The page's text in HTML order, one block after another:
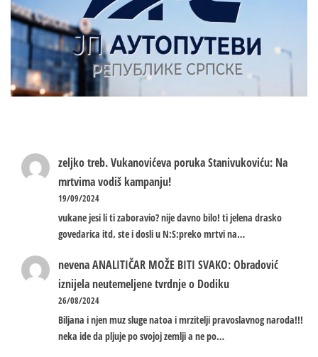
zeljko treb.Vukanovićeva poruka Stanivukoviću: Na
mrtvima vodiš kampanju!
19/09/2024
vukane jesi li ti zaboravio? nije davno bilo! ti jelena drasko
govedarica itd. ste i dosli u N:S:preko mrtvi na…
nevenaANALITIČAR MOŽE BITI SVAKO: Obradović
iznijela neutemeljene tvrdnje o Dodiku
26/08/2024
Biljana i njen muz sluge natoa i mrzitelji pravoslavnog naroda!!!
neka ide da pljuje po svojoj zemlji a ne po…